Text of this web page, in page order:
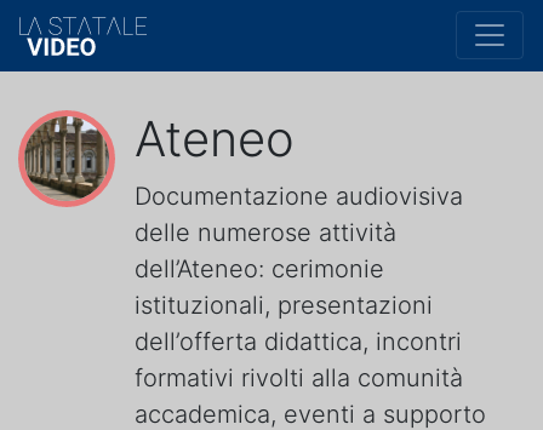
Ateneo
Documentazione audiovisiva
delle numerose attività
dell’Ateneo: cerimonie
istituzionali, presentazioni
dell’offerta didattica, incontri
formativi rivolti alla comunità
accademica, eventi a supporto